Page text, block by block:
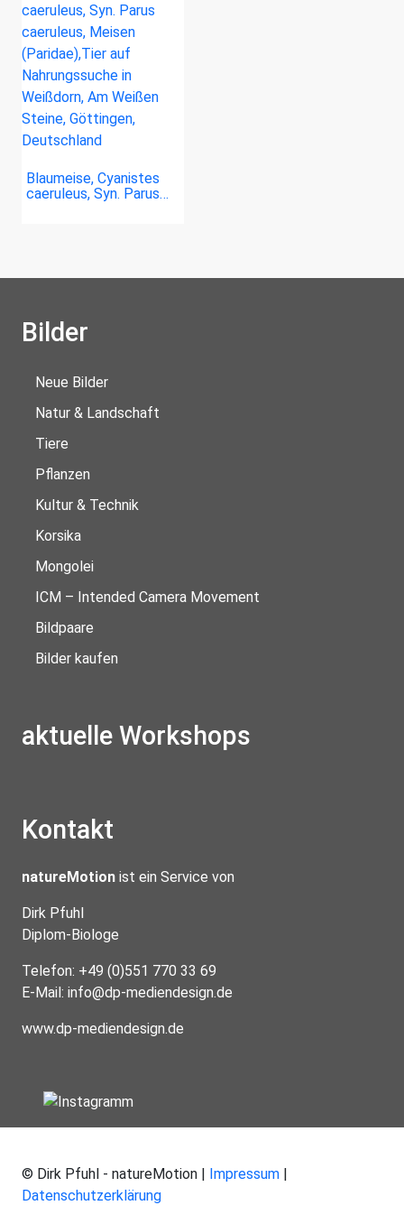
Blaumeise, Cyanistes
caeruleus, Syn. Parus…
Bilder
Neue Bilder
Natur & Landschaft
Tiere
Pflanzen
Kultur & Technik
Korsika
Mongolei
ICM – Intended Camera Movement
Bildpaare
Bilder kaufen
aktuelle Workshops
Kontakt
natureMotion ist ein Service von
Dirk Pfuhl
Diplom-Biologe
Telefon: +49 (0)551 770 33 69
E-Mail: info@dp-mediendesign.de
www.dp-mediendesign.de
© Dirk Pfuhl - natureMotion | Impressum |
Datenschutzerklärung